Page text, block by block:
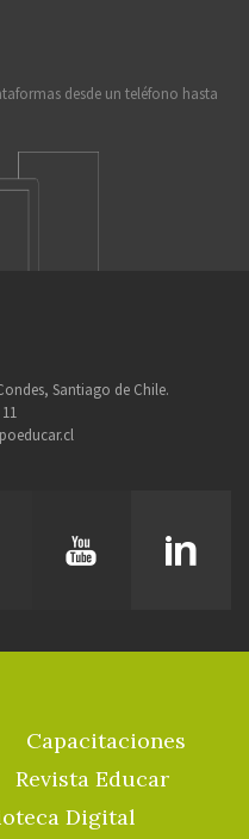
desde un teléfono hasta
Santiago de Chile.
Capacitaciones
Revista Educar
Digital